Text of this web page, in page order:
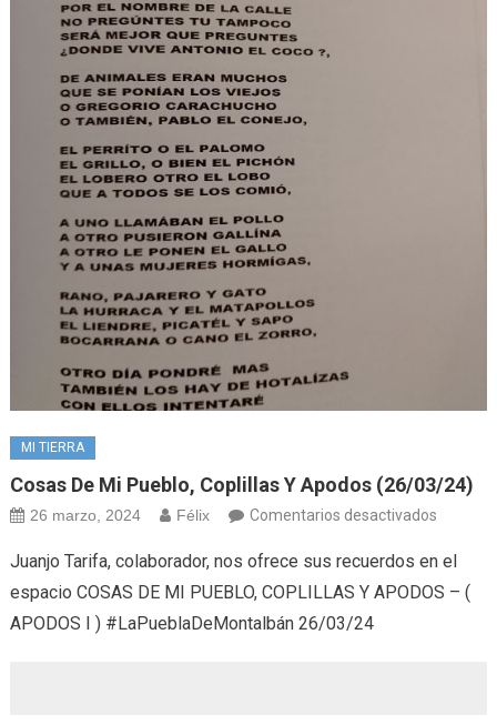
MI TIERRA
Cosas De Mi Pueblo, Coplillas Y Apodos (26/03/24)
26 marzo, 2024 Félix Comentarios desactivadosen
de
mi
Juanjo Tarifa, colaborador, nos ofrece sus recuerdos en el
espacio COSAS DE MI PUEBLO, COPLILLAS Y APODOS – (
APODOS I ) #LaPueblaDeMontalbán 26/03/24